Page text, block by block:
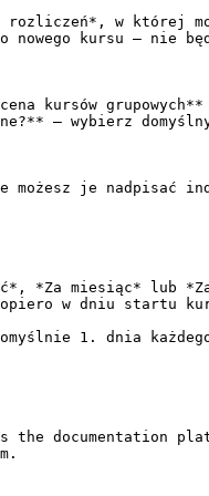
rozliczeń*, w której
kursu — nie
kursów
— wybierz
możesz je nadpisać
miesiąc* lub *Za
w dniu startu
1. dnia
documentation